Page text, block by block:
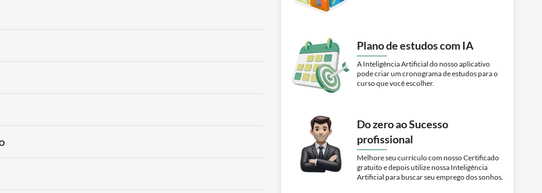
Plano de estudos com IA
A Inteligência Artificial do nosso aplicativo
pode criar um cronograma de estudos para o
curso que você escolher.
Do zero ao Sucesso
profissional
Melhore seu currículo com nosso Certificado
gratuito e depois utilize nossa Inteligência
Artificial para buscar seu emprego dos sonhos.